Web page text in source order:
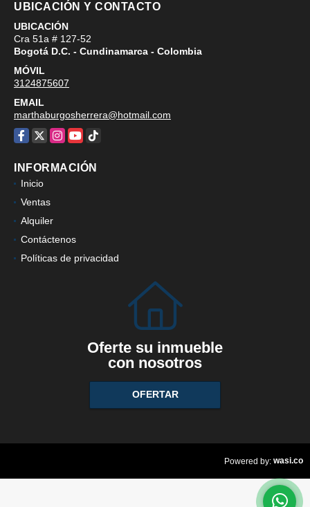
UBICACIÓN Y CONTACTO
UBICACIÓN
Cra 51a # 127-52
Bogotá D.C. - Cundinamarca - Colombia
MÓVIL
3124875607
EMAIL
marthaburgosherrera@hotmail.com
Facebook
X Instagram
YouTube
TikTok
INFORMACIÓN
Inicio
Ventas
Alquiler
Contáctenos
Políticas de privacidad
Oferte su inmueble
con nosotros
OFERTAR
Powered by: wasi.co